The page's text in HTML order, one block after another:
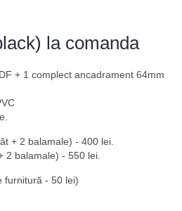
la comanda
+ 1 complect ancadrament 64mm
+ 2 balamale) - 400 lei.
2 balamale) - 550 lei.
furnitură - 50 lei)